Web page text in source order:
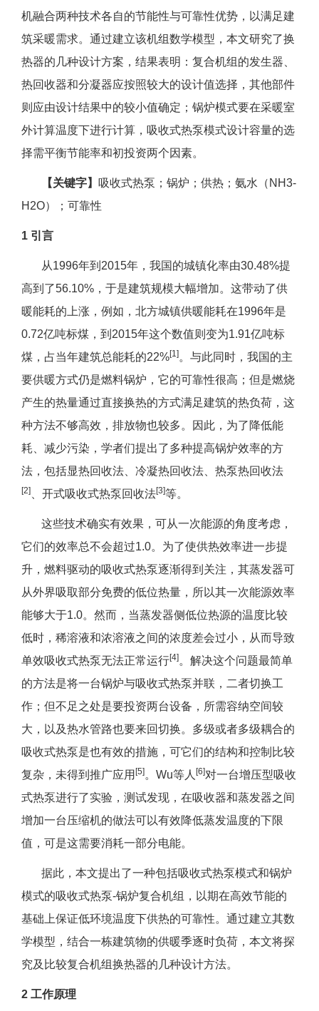
机融合两种技术各自的节能性与可靠性优势，以满足建
筑采暖需求。通过建立该机组数学模型，本文研究了换
热器的几种设计方案，结果表明：复合机组的发生器、
热回收器和分凝器应按照较大的设计值选择，其他部件
则应由设计结果中的较小值确定；锅炉模式要在采暖室
外计算温度下进行计算，吸收式热泵模式设计容量的选
择需平衡节能率和初投资两个因素。
【关键字】
吸收式热泵；锅炉；供热；氨水（NH3-
H2O）；可靠性
1 引言
从1996年到2015年，我国的城镇化率由30.48%提
高到了56.10%，于是建筑规模大幅增加。这带动了供
暖能耗的上涨，例如，北方城镇供暖能耗在1996年是
0.72亿吨标煤，到2015年这个数值则变为1.91亿吨标
煤，占当年建筑总能耗的22%[1] 。与此同时，我国的主
要供暖方式仍是燃料锅炉，它的可靠性很高；但是燃烧
产生的热量通过直接换热的方式满足建筑的热负荷，这
种方法不够高效，排放物也较多。因此，为了降低能
耗、减少污染，学者们提出了多种提高锅炉效率的方
法，包括显热回收法、冷凝热回收法、热泵热回收法
[2] 、开式吸收式热泵回收法[3]等。
这些技术确实有效果，可从一次能源的角度考虑，
它们的效率总不会超过1.0。为了使供热效率进一步提
升，燃料驱动的吸收式热泵逐渐得到关注，其蒸发器可
从外界吸取部分免费的低位热量，所以其一次能源效率
能够大于1.0。然而，当蒸发器侧低位热源的温度比较
低时，稀溶液和浓溶液之间的浓度差会过小，从而导致
单效吸收式热泵无法正常运行[4] 。解决这个问题最简单
的方法是将一台锅炉与吸收式热泵并联，二者切换工
作；但不足之处是要投资两台设备，所需容纳空间较
大，以及热水管路也要来回切换。多级或者多级耦合的
吸收式热泵是也有效的措施，可它们的结构和控制比较
复杂，未得到推广应用 [5] 。Wu等人 [6]对一台增压型吸收
式热泵进行了实验，测试发现，在吸收器和蒸发器之间
增加一台压缩机的做法可以有效降低蒸发温度的下限
值，可是这需要消耗一部分电能。
据此，本文提出了一种包括吸收式热泵模式和锅炉
模式的吸收式热泵-锅炉复合机组，以期在高效节能的
基础上保证低环境温度下供热的可靠性。通过建立其数
学模型，结合一栋建筑物的供暖季逐时负荷，本文将探
究及比较复合机组换热器的几种设计方法。
2 工作原理